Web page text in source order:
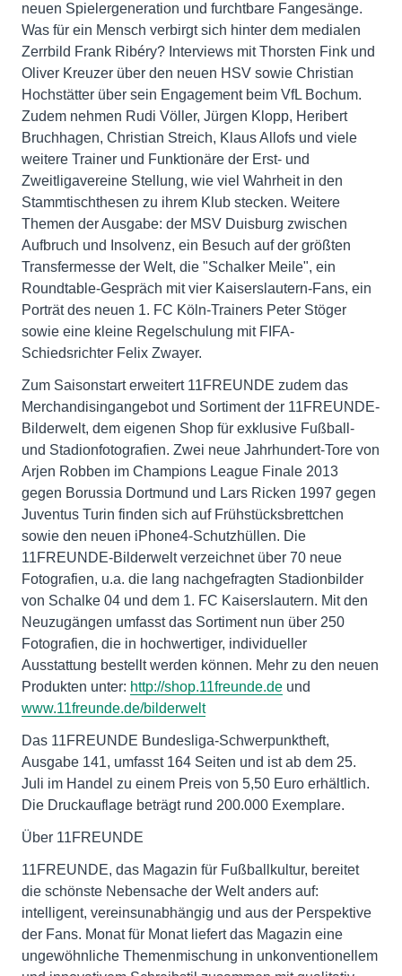
neuen Spielergeneration und furchtbare Fangesänge.
Was für ein Mensch verbirgt sich hinter dem medialen
Zerrbild Frank Ribéry? Interviews mit Thorsten Fink und
Oliver Kreuzer über den neuen HSV sowie Christian
Hochstätter über sein Engagement beim VfL Bochum.
Zudem nehmen Rudi Völler, Jürgen Klopp, Heribert
Bruchhagen, Christian Streich, Klaus Allofs und viele
weitere Trainer und Funktionäre der Erst- und
Zweitligavereine Stellung, wie viel Wahrheit in den
Stammtischthesen zu ihrem Klub stecken. Weitere
Themen der Ausgabe: der MSV Duisburg zwischen
Aufbruch und Insolvenz, ein Besuch auf der größten
Transfermesse der Welt, die "Schalker Meile", ein
Roundtable-Gespräch mit vier Kaiserslautern-Fans, ein
Porträt des neuen 1. FC Köln-Trainers Peter Stöger
sowie eine kleine Regelschulung mit FIFA-
Schiedsrichter Felix Zwayer.
Zum Saisonstart erweitert 11FREUNDE zudem das
Merchandisingangebot und Sortiment der 11FREUNDE-
Bilderwelt, dem eigenen Shop für exklusive Fußball-
und Stadionfotografien. Zwei neue Jahrhundert-Tore von
Arjen Robben im Champions League Finale 2013
gegen Borussia Dortmund und Lars Ricken 1997 gegen
Juventus Turin finden sich auf Frühstücksbrettchen
sowie den neuen iPhone4-Schutzhüllen. Die
11FREUNDE-Bilderwelt verzeichnet über 70 neue
Fotografien, u.a. die lang nachgefragten Stadionbilder
von Schalke 04 und dem 1. FC Kaiserslautern. Mit den
Neuzugängen umfasst das Sortiment nun über 250
Fotografien, die in hochwertiger, individueller
Ausstattung bestellt werden können. Mehr zu den neuen
Produkten unter: http://shop.11freunde.de und
www.11freunde.de/bilderwelt
Das 11FREUNDE Bundesliga-Schwerpunktheft,
Ausgabe 141, umfasst 164 Seiten und ist ab dem 25.
Juli im Handel zu einem Preis von 5,50 Euro erhältlich.
Die Druckauflage beträgt rund 200.000 Exemplare.
Über 11FREUNDE
11FREUNDE, das Magazin für Fußballkultur, bereitet
die schönste Nebensache der Welt anders auf:
intelligent, vereinsunabhängig und aus der Perspektive
der Fans. Monat für Monat liefert das Magazin eine
ungewöhnliche Themenmischung in unkonventionellem